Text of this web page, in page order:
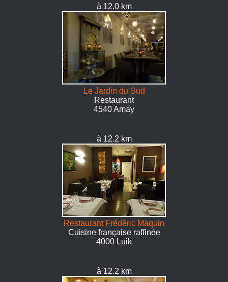
à 12.0 km
Le Jardin du Sud
Restaurant
4540 Amay
à 12.2 km
Restaurant Frédéric Maquin
Cuisine française raffinée
4000 Luik
à 12.2 km